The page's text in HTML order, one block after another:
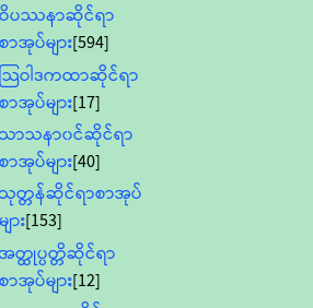
ဝိပဿနာဆိုင်ရာ
စာအုပ်များ[594]
သြဝါဒကထာဆိုင်ရာ
စာအုပ်များ[17]
သာသနာ၀င်ဆိုင်ရာ
စာအုပ်များ[40]
သုတ္တန်ဆိုင်ရာစာအုပ်
များ[153]
အတ္ထုပ္ပတ္တိဆိုင်ရာ
စာအုပ်များ[12]